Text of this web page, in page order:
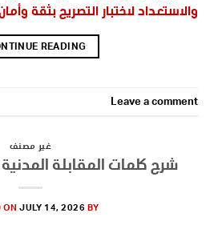
والاستعداد لاختبار التصريح بثقة
READING
Leave a comment
غير مصنف
شرح كلمات المقابلة
ONJULY 14, 2026 BY